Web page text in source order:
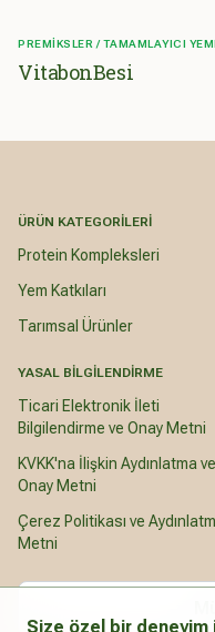
PREMIKSLER / TAMAMLAYICI
VitabonBesi
ÜRÜN KATEGORILERI
Protein Kompleksleri
Yem Katkıları
Tarımsal Ürünler
YASAL BILGILENDIRME
Ticari Elektronik İleti
Bilgilendirme ve Onay Metni
KVKK'na İlişkin Aydınlatma ve
Onay Metni
Çerez Politikası ve
Metni
Size özel bir deneyim